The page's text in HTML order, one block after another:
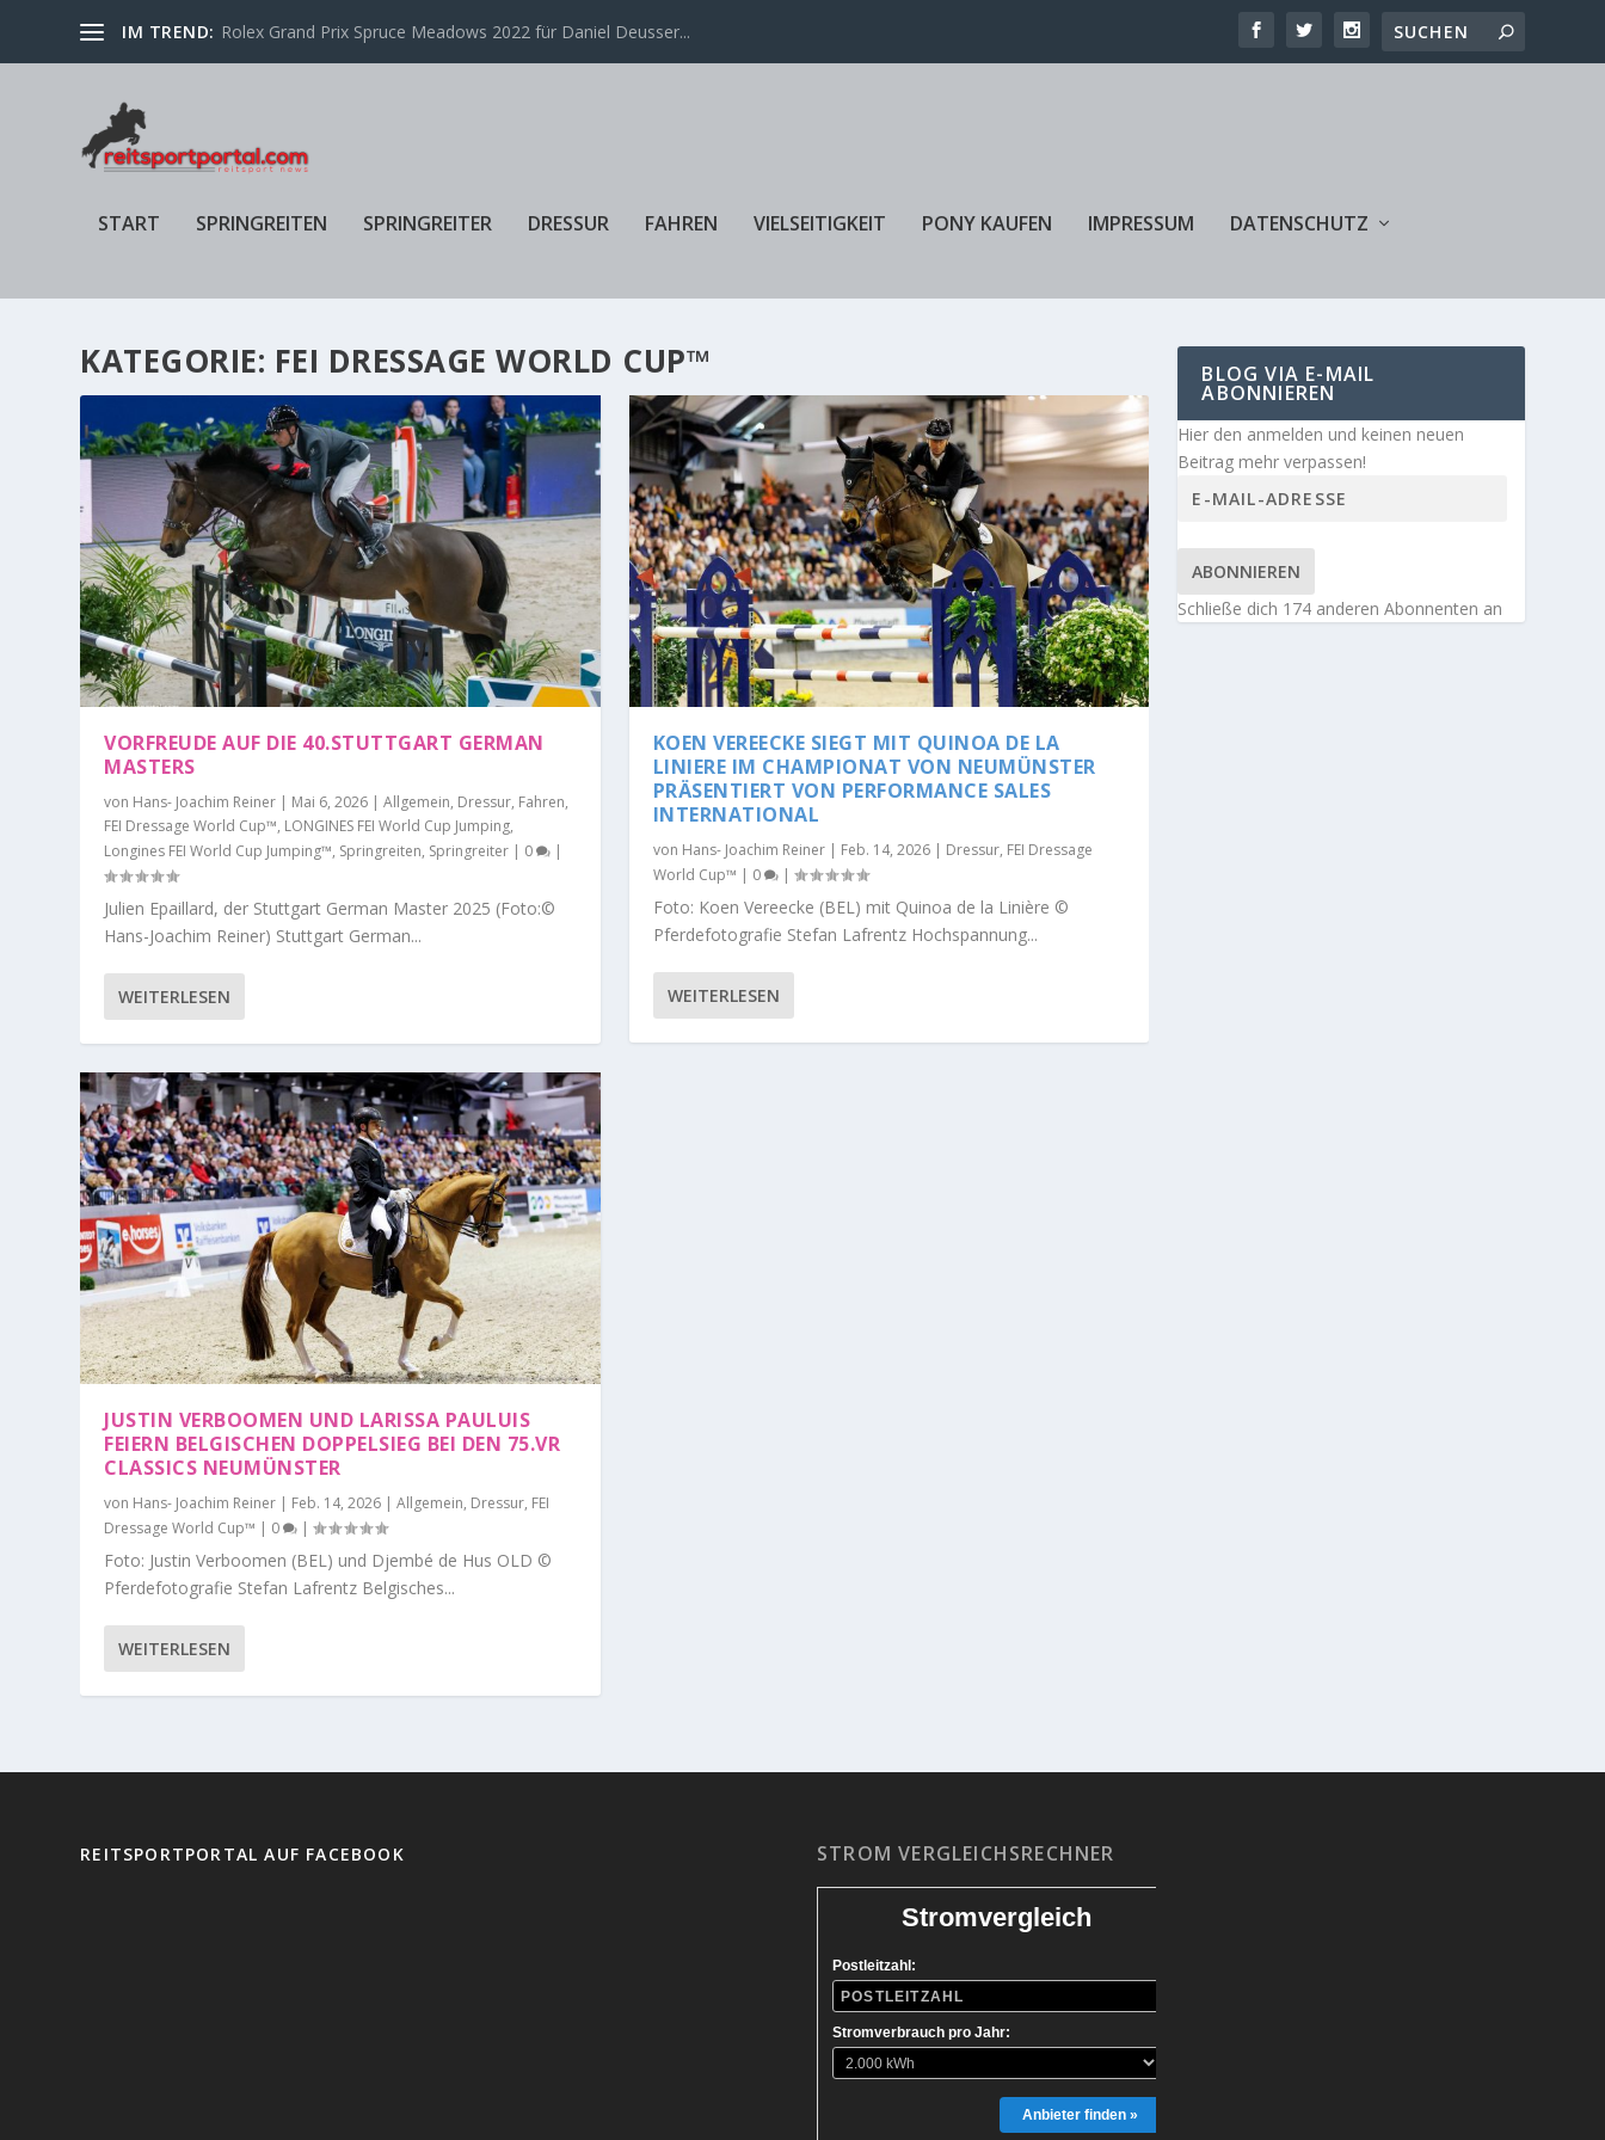
IM TREND: Rolex Grand Prix Spruce Meadows 2022 für Daniel Deusser...
START SPRINGREITEN SPRINGREITER DRESSUR FAHREN VIELSEITIGKEIT PONY KAUFEN IMPRESSUM DATENSCHUTZ
KATEGORIE: FEI DRESSAGE WORLD CUP™
VORFREUDE AUF DIE 40.STUTTGART GERMAN
MASTERS
von Hans- Joachim Reiner | Mai 6, 2026 |Allgemein, Dressur, Fahren,
FEI Dressage World Cup™, LONGINES FEI World Cup Jumping,
Longines FEI World Cup Jumping™, Springreiten, Springreiter | 0 |
Julien Epaillard, der Stuttgart German Master 2025 (Foto:©
Hans-Joachim Reiner) Stuttgart German...
WEITERLESEN
JUSTIN VERBOOMEN UND LARISSA PAULUIS
FEIERN BELGISCHEN DOPPELSIEG BEI DEN 75.VR
CLASSICS NEUMÜNSTER
von Hans- Joachim Reiner | Feb. 14, 2026 |Allgemein, Dressur, FEI
Dressage World Cup™ | 0 |
Foto: Justin Verboomen (BEL) und Djembé de Hus OLD ©
Pferdefotografie Stefan Lafrentz Belgisches...
WEITERLESEN
KOEN VEREECKE SIEGT MIT QUINOA DE LA
LINIERE IM CHAMPIONAT VON NEUMÜNSTER
PRÄSENTIERT VON PERFORMANCE SALES
INTERNATIONAL
von Hans- Joachim Reiner| Feb. 14, 2026| Dressur, FEI Dressage
World Cup™ | 0 |
Foto: Koen Vereecke (BEL) mit Quinoa de la Linière ©
Pferdefotografie Stefan Lafrentz Hochspannung...
WEITERLESEN
BLOG VIA E-MAIL
ABONNIEREN
Hier den anmelden und keinen neuen
Beitrag mehr verpassen!
ABONNIEREN
Schließe dich 174 anderen Abonnenten an
REITSPORTPORTAL AUF FACEBOOK STROM VERGLEICHSRECHNER
Stromvergleich
Postleitzahl:
Stromverbrauch pro Jahr:
Anbieter finden »